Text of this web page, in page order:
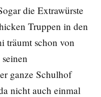
die Extrawürste
Truppen in den
träumt schon von
ganze Schulhof
nicht auch einmal